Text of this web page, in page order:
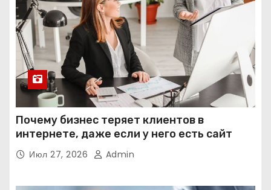
Почему бизнес теряет клиентов в
интернете, даже если у него есть сайт
Июл 27, 2026 Admin